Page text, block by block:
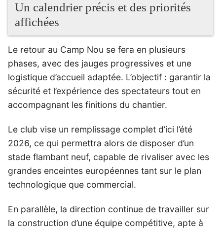
Un calendrier précis et des priorités
affichées
Le retour au Camp Nou se fera en plusieurs
phases, avec des jauges progressives et une
logistique d’accueil adaptée. L’objectif : garantir la
sécurité et l’expérience des spectateurs tout en
accompagnant les finitions du chantier.
Le club vise un remplissage complet d’ici l’été
2026, ce qui permettra alors de disposer d’un
stade flambant neuf, capable de rivaliser avec les
grandes enceintes européennes tant sur le plan
technologique que commercial.
En parallèle, la direction continue de travailler sur
la construction d’une équipe compétitive, apte à